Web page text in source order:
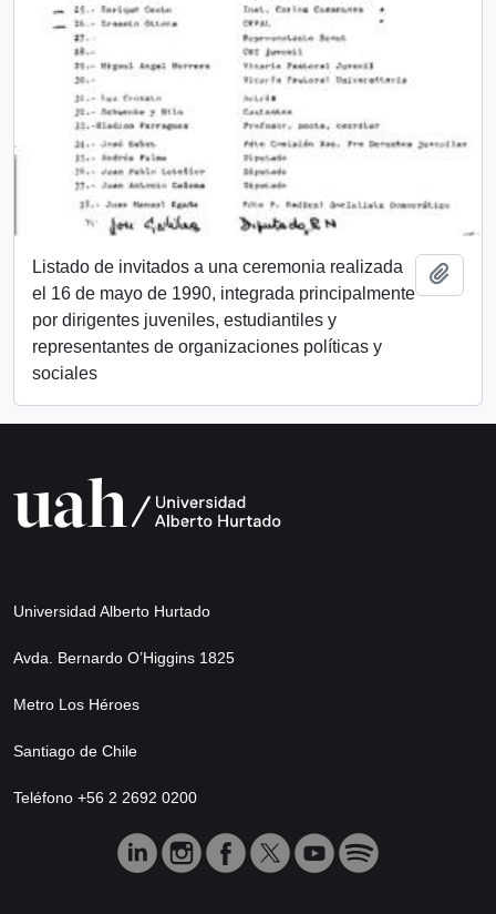
Listado de invitados a una ceremonia realizada
el 16 de mayo de 1990, integrada principalmente
por dirigentes juveniles, estudiantiles y
representantes de organizaciones políticas y
sociales
Universidad Alberto Hurtado
Avda. Bernardo O’Higgins 1825
Metro Los Héroes
Santiago de Chile
Teléfono +56 2 2692 0200